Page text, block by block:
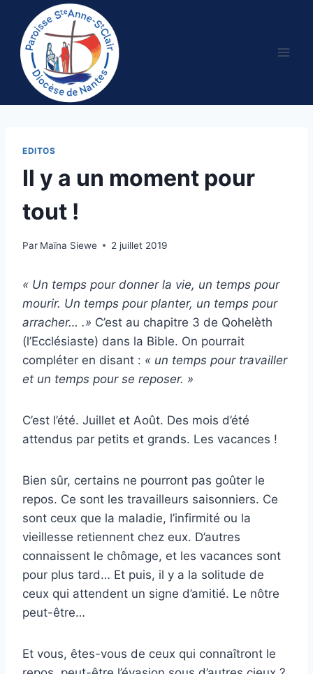
contenu
EDITOS
Il y a un moment pour
tout !
Par Maïna Siewe 2 juillet 2019
« Un temps pour donner la vie, un temps pour
mourir. Un temps pour planter, un temps pour
arracher… .» C’est au chapitre 3 de Qohelèth
(l’Ecclésiaste) dans la Bible. On pourrait
compléter en disant : « un temps pour travailler
et un temps pour se reposer. »
C’est l’été. Juillet et Août. Des mois d’été
attendus par petits et grands. Les vacances !
Bien sûr, certains ne pourront pas goûter le
repos. Ce sont les travailleurs saisonniers. Ce
sont ceux que la maladie, l’infirmité ou la
vieillesse retiennent chez eux. D’autres
connaissent le chômage, et les vacances sont
pour plus tard… Et puis, il y a la solitude de
ceux qui attendent un signe d’amitié. Le nôtre
peut-être…
Et vous, êtes-vous de ceux qui connaîtront le